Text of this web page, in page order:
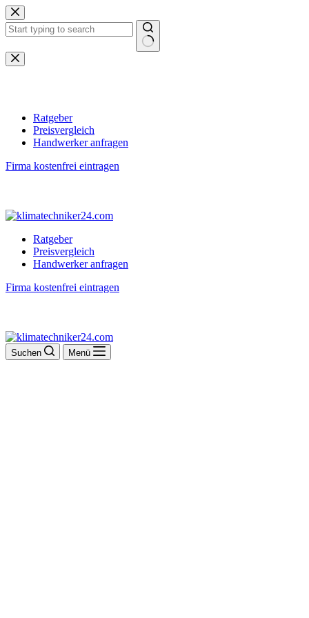
Zum
Inhalt
springen
Keine
Ergebnisse
Ratgeber
Preisvergleich
Handwerker anfragen
Firma kostenfrei eintragen
Ratgeber
Preisvergleich
Handwerker anfragen
Firma kostenfrei eintragen
Suchen Menü